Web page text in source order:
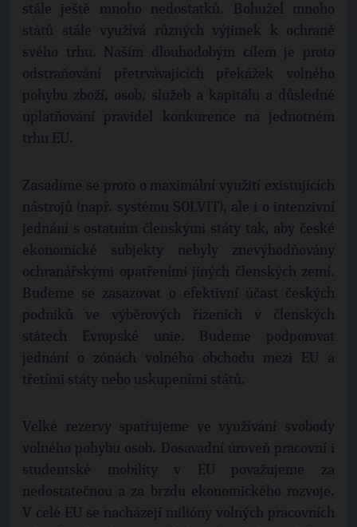
stále ještě mnoho nedostatků. Bohužel mnoho
států stále využívá různých výjimek k ochraně
svého trhu. Naším dlouhodobým cílem je proto
odstraňování přetrvávajících překážek volného
pohybu zboží, osob, služeb a kapitálu a důsledné
uplatňování pravidel konkurence na jednotném
trhu EU.
Zasadíme se proto o maximální využití existujících
nástrojů (např. systému SOLVIT), ale i o intenzivní
jednání s ostatním členskými státy tak, aby české
ekonomické subjekty nebyly znevýhodňovány
ochranářskými opatřeními jiných členských zemí.
Budeme se zasazovat o efektivní účast českých
podniků ve výběrových řízeních v členských
státech Evropské unie. Budeme podporovat
jednání o zónách volného obchodu mezi EU a
třetími státy nebo uskupeními států.
Velké rezervy spatřujeme ve využívání svobody
volného pohybu osob. Dosavadní úroveň pracovní i
studentské mobility v EU považujeme za
nedostatečnou a za brzdu ekonomického rozvoje.
V celé EU se nacházejí milióny volných pracovních